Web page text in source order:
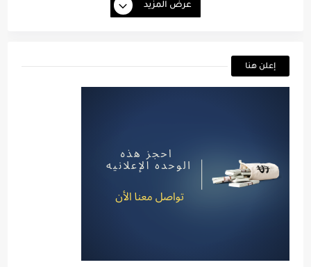
عرض المزيد
إعلن هنا